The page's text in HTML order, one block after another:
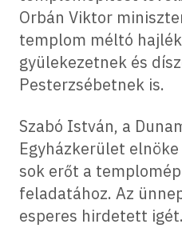
Orbán Viktor
templom méltó
gyülekezetnek és
Pesterzsébetnek is.
Szabó István, a
Egyházkerület
sok erőt a
feladatához. Az
esperes hirdetett